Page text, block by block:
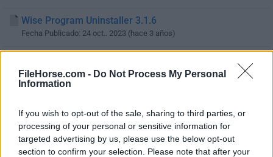
FileHorse.com - Do Not Process My Personal
Information
If you wish to opt-out of the sale, sharing to third parties, or
processing of your personal or sensitive information for
targeted advertising by us, please use the below opt-out
section to confirm your selection. Please note that after your
Wise Program Uninstaller 3.1.6
Fecha Publicado: 24 oct.. 2023 (hace 3 años)
Fecha Publicado: 01 ago.. 2023 (hace 3 años)
Fecha Publicado: 05 jul.. 2023 (hace 3 años)
Wise Program Uninstaller 3.1.3
Fecha Publicado: 27 abr.. 2023 (hace 3 años)